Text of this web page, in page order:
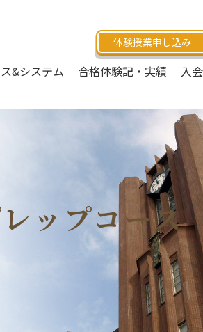
体験授業申し込み
&システム 合格体験記・実績 入
ップコース